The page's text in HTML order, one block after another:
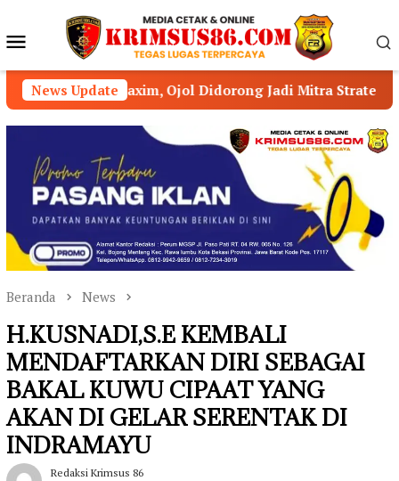
konten Menu
Mobile
News Update
Ojol Didorong Jadi Mitra Strategis Kamtibmas
Beranda News
H.KUSNADI,S.E KEMBALI
MENDAFTARKAN DIRI SEBAGAI
BAKAL KUWU CIPAAT YANG
AKAN DI GELAR SERENTAK DI
INDRAMAYU
Redaksi Krimsus 86